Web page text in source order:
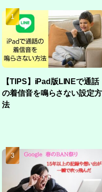
【TIPS】iPad版LINEで通話
の着信音を鳴らさない設定方
法